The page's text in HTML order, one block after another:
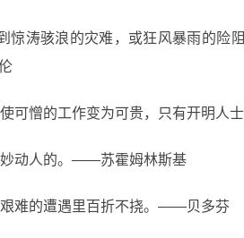
涛骇浪的灾难，或狂风暴雨的险
可憎的工作变为可贵，只有开明人
动人的。——苏霍姆林斯基
难的遭遇里百折不挠。——贝多芬